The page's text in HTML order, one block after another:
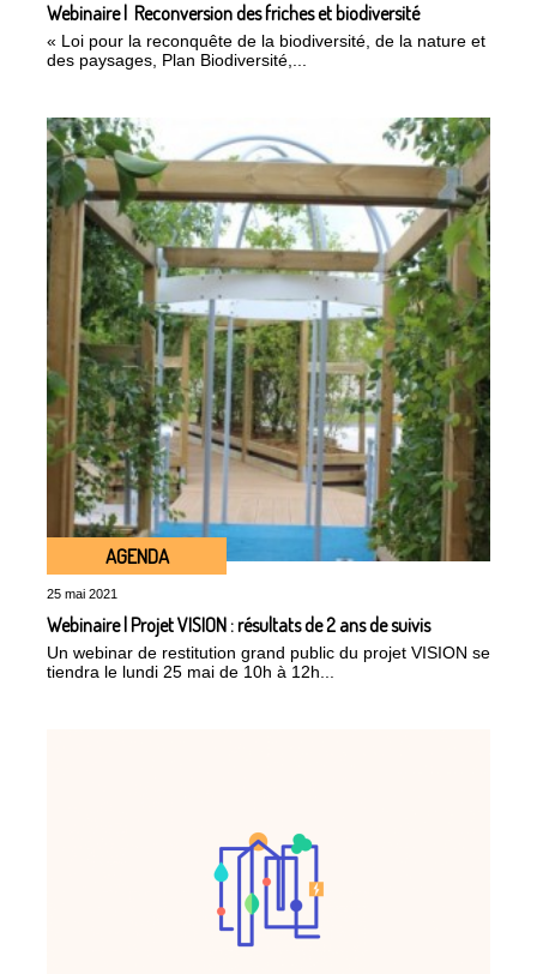
Webinaire | Reconversion des friches et biodiversité
« Loi pour la reconquête de la biodiversité, de la nature et
des paysages, Plan Biodiversité,...
AGENDA
25 mai 2021
Webinaire | Projet VISION : résultats de 2 ans de suivis
Un webinar de restitution grand public du projet VISION se
tiendra le lundi 25 mai de 10h à 12h...